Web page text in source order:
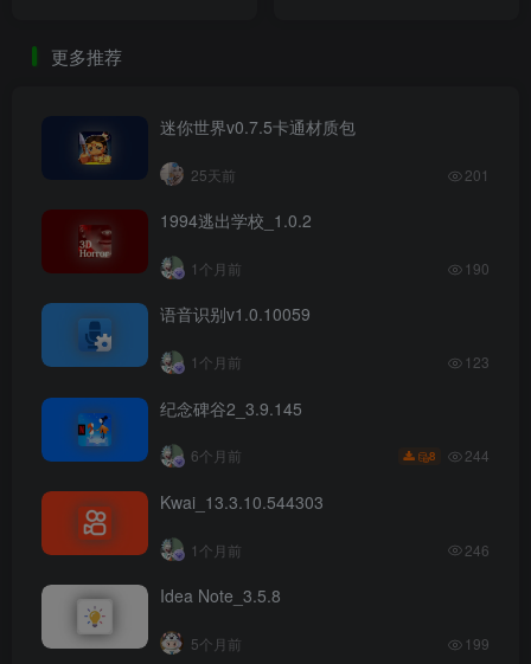
更多推荐
迷你世界v0.7.5卡通材质包
25天前 201
1994逃出学校_1.0.2
1个月前 190
语音识别v1.0.10059
1个月前 123
纪念碑谷2_3.9.145
6个月前 8 244
Kwai_13.3.10.544303
1个月前 246
Idea Note_3.5.8
5个月前 199